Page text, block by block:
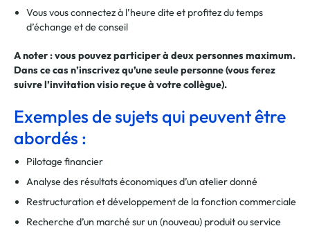
Vous vous connectez à l’heure dite et profitez du temps
d’échange et de conseil
A noter : vous pouvez participer à deux personnes maximum.
Dans ce cas n’inscrivez qu’une seule personne (vous ferez
suivre l’invitation visio reçue à votre collègue).
Exemples de sujets qui peuvent être
abordés :
Pilotage financier
Analyse des résultats économiques d’un atelier donné
Restructuration et développement de la fonction commerciale
Recherche d’un marché sur un (nouveau) produit ou service